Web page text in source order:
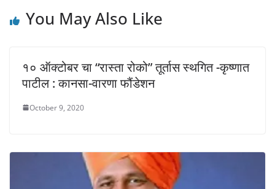
)
You May Also Like
१० ऑक्टोबर चा “रास्ता रोको” तूर्तास स्थगित -कृष्णात
पाटील : कानसा-वारणा फौंडेशन
October 9, 2020